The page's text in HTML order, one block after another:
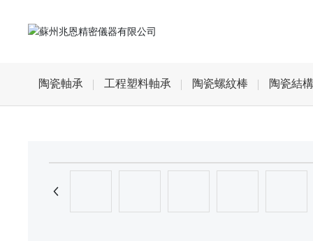
陶瓷軸承 工程塑料軸承 陶瓷螺紋棒 陶瓷結